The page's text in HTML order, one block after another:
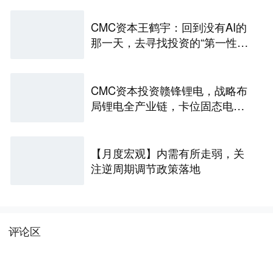
CMC资本王鹤宇：回到没有AI的
那一天，去寻找投资的“第一性原
CMC资本投资赣锋锂电，战略布
局锂电全产业链，卡位固态电池
【月度宏观】内需有所走弱，关
注逆周期调节政策落地
评论区